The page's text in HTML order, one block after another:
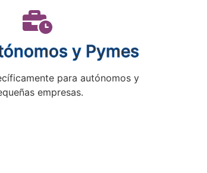
y Pymes
para autónomos y
empresas.